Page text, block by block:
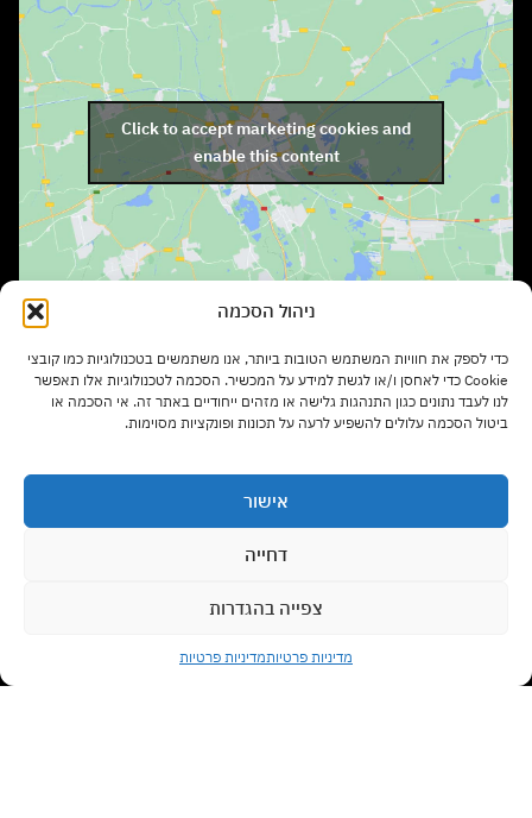
ניהול הסכמה
כדי לספק את חוויות המשתמש הטובות ביותר, אנו משתמשים בטכנולוגיות כמו קובצי
Cookie כדי לאחסן ו/או לגשת למידע על המכשיר. הסכמה לטכנולוגיות אלו תאפשר
לנו לעבד נתונים כגון התנהגות גלישה או מזהים ייחודיים באתר זה. אי הסכמה או
ביטול הסכמה עלולים להשפיע לרעה על תכונות ופונקציות מסוימות.
אישור
דחייה
צפייה בהגדרות
מדיניות פרטיותמדיניות פרטיות
Click to accept marketing cookies and
enable this content
ימים א' – ה' בשעות 9:00 – 17:00
יום ו' בשעות 9:00 – 13:00